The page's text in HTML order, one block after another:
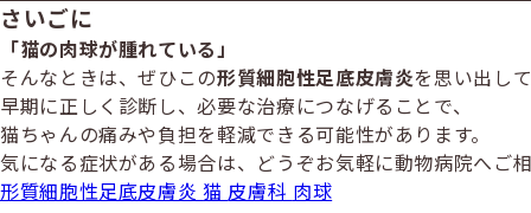
さいごに
「猫の肉球が腫れている」
そんなときは、ぜひこの形質細胞性足底皮膚炎を思い出し
早期に正しく診断し、必要な治療につなげることで、
猫ちゃんの痛みや負担を軽減できる可能性があります。
気になる症状がある場合は、どうぞお気軽に動物病院へご
形質細胞性足底皮膚炎 猫 皮膚科 肉球